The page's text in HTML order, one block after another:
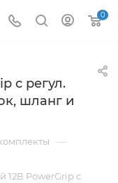
0
с регул.
шланг и
—
12В PowerGrip с